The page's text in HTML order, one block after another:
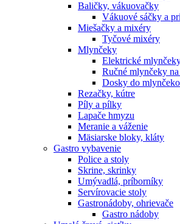
Baličky, vákuovačky
Vákuové sáčky a
Miešačky a mixéry
Tyčové mixéry
Mlynčeky
Elektrické
Ručné mlynčeky na
Dosky do
Rezačky, kútre
Píly a pílky
Lapače hmyzu
Meranie a váženie
Mäsiarske bloky, kláty
Gastro vybavenie
Police a stoly
Skrine, skrinky
Umývadlá, príborníky
Servírovacie stoly
Gastronádoby, ohrievače
Gastro nádoby